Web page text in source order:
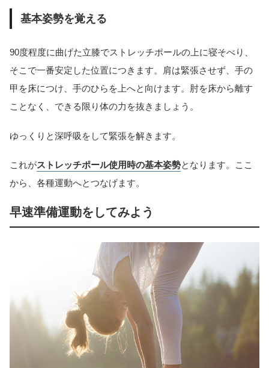
基本姿勢を覚える
90度程度に曲げた立膝でストレッチポールの上に寝そべり、
そこで一番安定した位置につきます。肩は緊張させず、手の
甲を床につけ、手のひらを上へと向けます。肘を床から離す
ことなく、できる限り体の力を抜きましょう。
ゆっくりと深呼吸をして緊張を解きます。
これがストレッチポール使用時の基本姿勢となります。ここ
から、各種運動へとつなげます。
早速準備運動をしてみよう